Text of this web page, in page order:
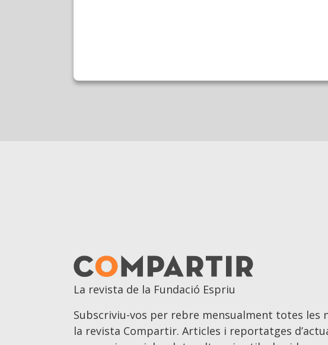
La revista de la Fundació Espriu
Subscriviu-vos per rebre mensualment totes les
la revista Compartir. Articles i reportatges